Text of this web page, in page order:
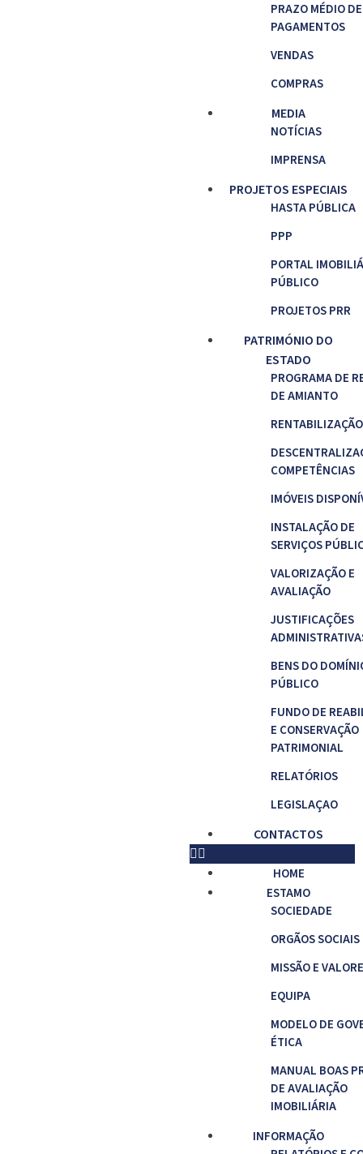
PRAZO MÉDIO DE
PAGAMENTOS
VENDAS
COMPRAS
MEDIA
NOTÍCIAS
IMPRENSA
PROJETOS ESPECIAIS
HASTA PÚBLICA
PPP
PORTAL
PÚBLICO
PROJETOS PRR
PATRIMÓNIO DO
ESTADO
PROGRAMA DE
DE AMIANTO
RENTABILIZAÇÃO
COMPETÊNCIAS
IMÓVEIS
INSTALAÇÃO DE
SERVIÇOS
VALORIZAÇÃO E
AVALIAÇÃO
JUSTIFICAÇÕES
BENS DO
PÚBLICO
FUNDO DE
E CONSERVAÇÃO
PATRIMONIAL
RELATÓRIOS
LEGISLAÇAO
CONTACTOS
HOME
ESTAMO
SOCIEDADE
ORGÃOS SOCIAIS
MISSÃO E
EQUIPA
MODELO DE
ÉTICA
MANUAL BOAS
DE AVALIAÇÃO
IMOBILIÁRIA
INFORMAÇÃO